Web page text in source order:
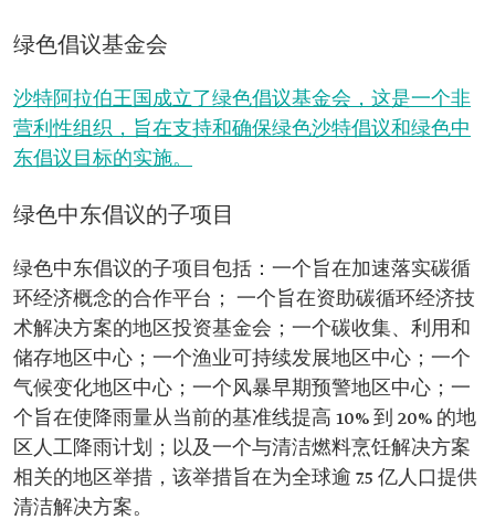
绿色倡议基金会
沙特阿拉伯王国成立了绿色倡议基金会，这是一个非
营利性组织，旨在支持和确保绿色沙特倡议和绿色中
东倡议目标的实施。
绿色中东倡议的子项目
绿色中东倡议的子项目包括：一个旨在加速落实碳循
环经济概念的合作平台； 一个旨在资助碳循环经济技
术解决方案的地区投资基金会；一个碳收集、利用和
储存地区中心；一个渔业可持续发展地区中心；一个
气候变化地区中心；一个风暴早期预警地区中心；一
个旨在使降雨量从当前的基准线提高 10% 到 20% 的地
区人工降雨计划；以及一个与清洁燃料烹饪解决方案
相关的地区举措，该举措旨在为全球逾 7.5 亿人口提供
清洁解决方案。